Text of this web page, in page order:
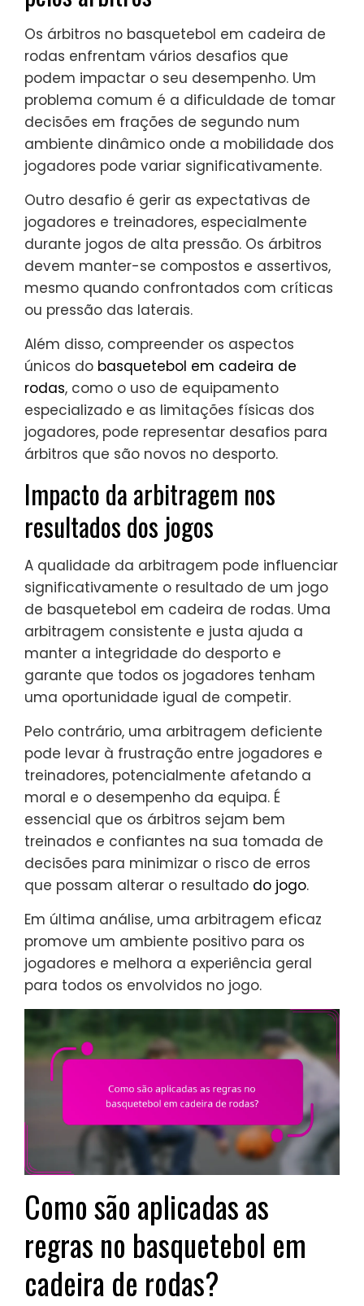
Os árbitros no basquetebol em cadeira de
rodas enfrentam vários desafios que
podem impactar o seu desempenho. Um
problema comum é a dificuldade de tomar
decisões em frações de segundo num
ambiente dinâmico onde a mobilidade dos
jogadores pode variar significativamente.
Outro desafio é gerir as expectativas de
jogadores e treinadores, especialmente
durante jogos de alta pressão. Os árbitros
devem manter-se compostos e assertivos,
mesmo quando confrontados com críticas
ou pressão das laterais.
Além disso, compreender os aspectos
únicos do basquetebol em cadeira de
rodas, como o uso de equipamento
especializado e as limitações físicas dos
jogadores, pode representar desafios para
árbitros que são novos no desporto.
Impacto da arbitragem nos
resultados dos jogos
A qualidade da arbitragem pode influenciar
significativamente o resultado de um jogo
de basquetebol em cadeira de rodas. Uma
arbitragem consistente e justa ajuda a
manter a integridade do desporto e
garante que todos os jogadores tenham
uma oportunidade igual de competir.
Pelo contrário, uma arbitragem deficiente
pode levar à frustração entre jogadores e
treinadores, potencialmente afetando a
moral e o desempenho da equipa. É
essencial que os árbitros sejam bem
treinados e confiantes na sua tomada de
decisões para minimizar o risco de erros
que possam alterar o resultado do jogo.
Em última análise, uma arbitragem eficaz
promove um ambiente positivo para os
jogadores e melhora a experiência geral
para todos os envolvidos no jogo.
Como são aplicadas as
regras no basquetebol em
cadeira de rodas?